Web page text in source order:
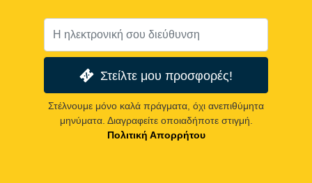
Στείλτε μου προσφορές!
Στέλνουμε μόνο καλά πράγματα, όχι ανεπιθύμητα
μηνύματα. Διαγραφείτε οποιαδήποτε στιγμή.
Πολιτική Απορρήτου